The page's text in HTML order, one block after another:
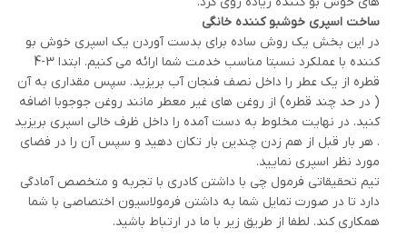
ساخت اسپری خوشبو کننده خانگی
در این بخش یک روش ساده برای بدست آوردن یک اسپری خوش بو
کننده با عملکرد نسبتا مناسب خدمت شما ارائه می کنیم. ابتدا 3-4
قطره از یک عطر را داخل نصف فنجان آب بریزید. سپس مقداری به آن
( در حد چند قطره) از روغن های غیر معطر مانند روغن جوجوبا اضافه
کنید. در نهایت مخلوط به دست آمده را داخل ظرف خالی اسپری بریزید
. هر بار قبل از هم زدن چندین بار تکان دهید و سپس آن را در فضای
مورد نظر اسپری نمایید.
تیم تحقیقاتی فرمول چی با داشتن کادری با تجربه و متخصص آمادگی
دارد تا در صورت تمایل شما به داشتن فرمولاسیون اختصاصی با شما
همکاری کند. لطفا از طریق زیر با ما در ارتباط باشید.